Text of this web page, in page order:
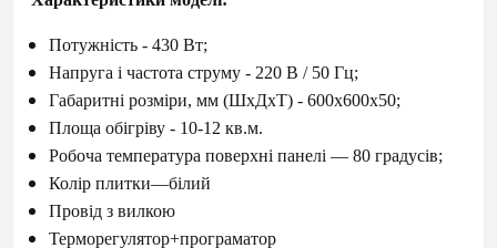
Потужність - 430 Вт;
Напруга і частота струму - 220 В / 50 Гц;
Габаритні розміри, мм (ШхДхТ) - 600х600х50;
Площа обігріву - 10-12 кв.м.
Робоча температура поверхні панелі ― 80 градусів;
Колір плитки―білий
Провід з вилкою
Терморегулятор+програматор